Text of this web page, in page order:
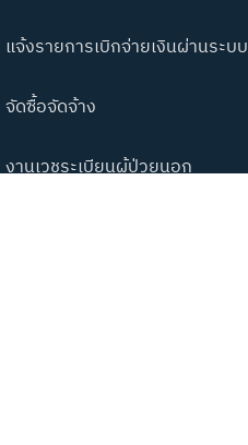
แจ้งรายการเบิกจ่ายเงินผ่านระบ
จัดซื้อจัดจ้าง
งานเวชระเบียนผู้ป่วยนอก